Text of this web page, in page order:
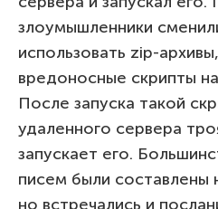
злоумышленники
использовать zip-
вредоносные скрипты
После запуска такой
удаленного сервера
запускает его.
писем были составлены
но встречались и